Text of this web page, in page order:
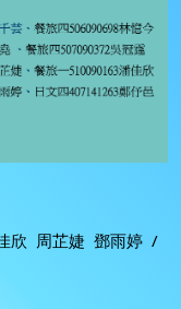
欣 周芷婕 鄧雨婷 /